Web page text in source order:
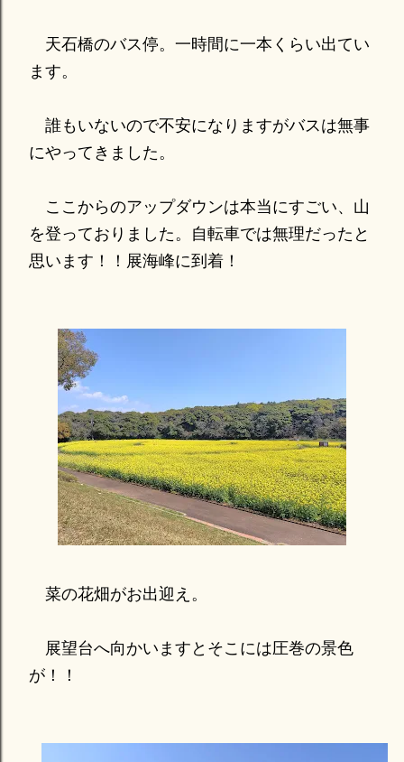
天石橋のバス停。一時間に一本くらい出てい
ます。
誰もいないので不安になりますがバスは無事
にやってきました。
ここからのアップダウンは本当にすごい、山
を登っておりました。自転車では無理だったと
思います！！展海峰に到着！
菜の花畑がお出迎え。
展望台へ向かいますとそこには圧巻の景色
が！！